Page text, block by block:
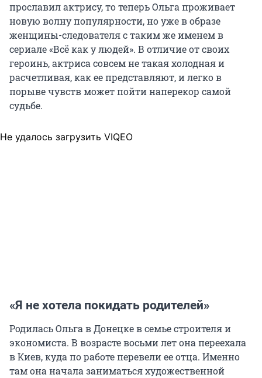
прославил актрису, то теперь Ольга проживает
новую волну популярности, но уже в образе
женщины-следователяс таким же именем в
сериале «Всё как у людей». В отличие от своих
героинь, актриса совсем не такая холодная и
расчетливая, как ее представляют, и легко в
порыве чувств может пойти наперекор самой
судьбе.
Не удалось загрузить VIQEO
«Я не хотела покидать родителей»
Родилась Ольга в Донецке в семье строителя и
экономиста. В возрасте восьми лет она переехала
в Киев, куда по работе перевели ее отца. Именно
там она начала заниматься художественной